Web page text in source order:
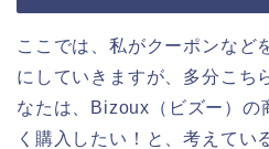
ここでは、私がクーポンなど
にしていきますが、多分こち
なたは、Bizoux（ビズー）の
く購入したい！と、考えてい